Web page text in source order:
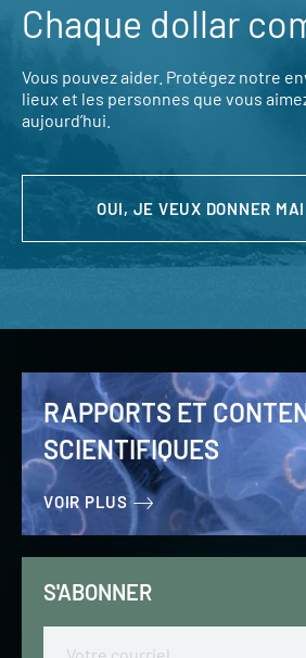
Chaque dollar
Vous pouvez aider. Protégez notre
lieux et les personnes que vous
aujourd’hui.
OUI, JE VEUX DONNER
RAPPORTS ET
SCIENTIFIQUES
VOIR PLUS
S'ABONNER